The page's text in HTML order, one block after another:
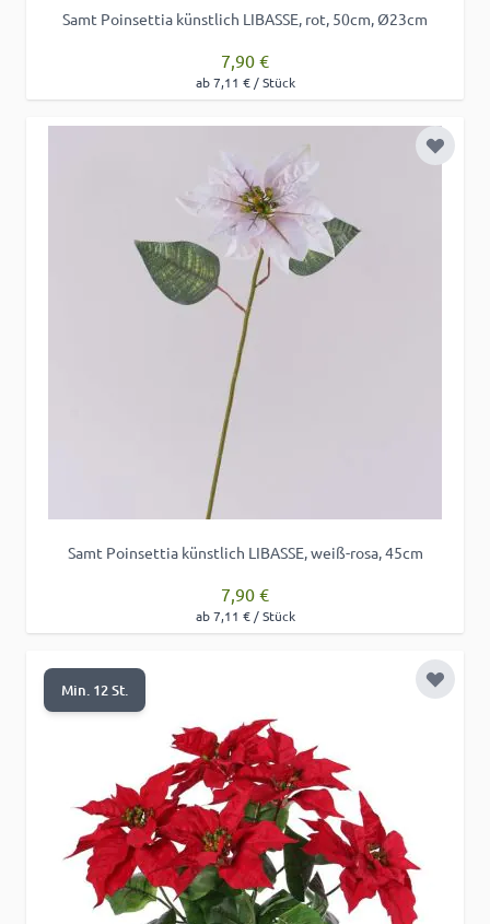
Samt Poinsettia künstlich LIBASSE, rot, 50cm, Ø23cm
7,90 €
ab 7,11 € / Stück
Zur
Samt Poinsettia künstlich LIBASSE, weiß-rosa, 45cm
7,90 €
ab 7,11 € / Stück
Min. 12 St. Zur